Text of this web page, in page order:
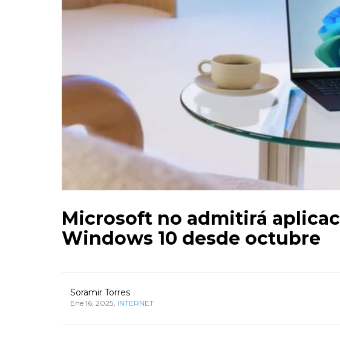
Microsoft no admitirá
Windows 10 desde octubre
Soramir Torres
Ene 16, 2025, INTERNET